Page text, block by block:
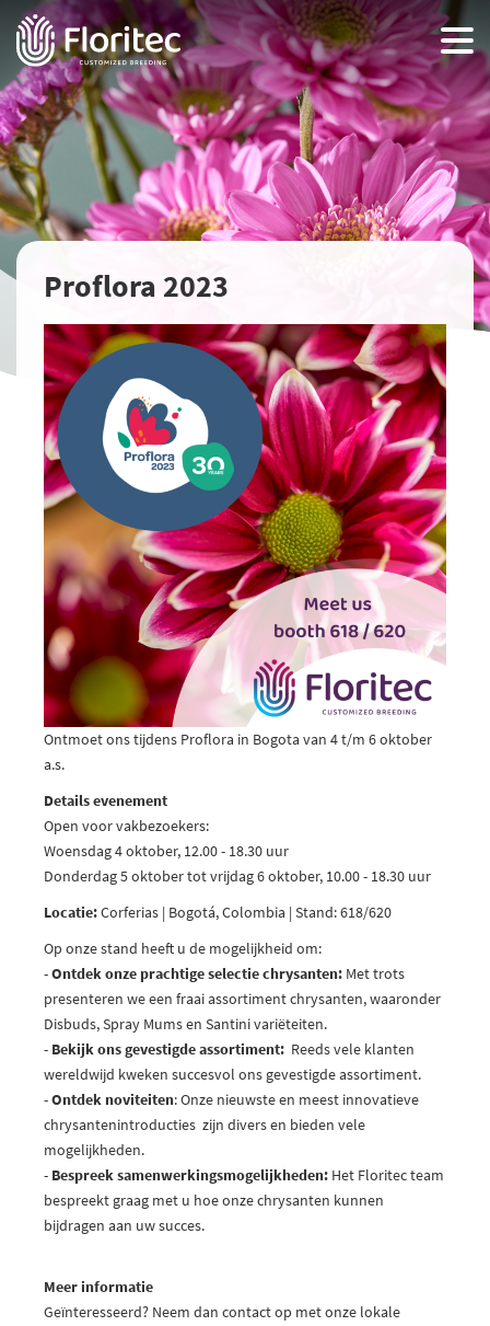
Proflora 2023
Ontmoet ons tijdens Proflora in Bogota van 4 t/m 6 oktober
a.s.
Details evenement
Open voor vakbezoekers:
Woensdag 4 oktober, 12.00 - 18.30 uur
Donderdag 5 oktober tot vrijdag 6 oktober, 10.00 - 18.30 uur
Locatie:Corferias | Bogotá, Colombia | Stand: 618/620
Op onze stand heeft u de mogelijkheid om:
-Ontdek onze prachtige selectie chrysanten: Met trots
presenteren we een fraai assortiment chrysanten, waaronder
Disbuds, Spray Mums en Santini variëteiten.
- Bekijk ons gevestigde assortiment: Reeds vele klanten
wereldwijd kweken succesvol ons gevestigde assortiment.
-Ontdek noviteiten: Onze nieuwste en meest innovatieve
chrysantenintroducties zijn divers en bieden vele
mogelijkheden.
- Bespreek samenwerkingsmogelijkheden: Het Floritec team
bespreekt graag met u hoe onze chrysanten kunnen
bijdragen aan uw succes.
Meer informatie
Geïnteresseerd? Neem dan contact op met onze lokale